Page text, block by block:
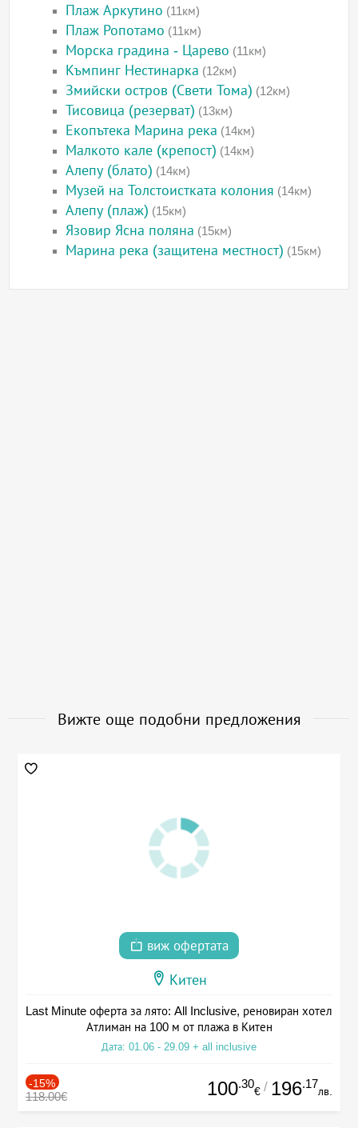
Плаж Аркутино (11км)
Плаж Ропотамо (11км)
Морска градина - Царево (11км)
Къмпинг Нестинарка (12км)
Змийски остров (Свети Тома) (12км)
Тисовица (резерват) (13км)
Екопътека Марина река (14км)
Малкото кале (крепост) (14км)
Алепу (блато) (14км)
Музей на Толстоистката колония (14км)
Алепу (плаж) (15км)
Язовир Ясна поляна (15км)
Марина река (защитена местност) (15км)
Вижте още подобни предложения
виж офертата
Китен
Last Minute оферта за лято: All Inclusive, реновиран хотел
Атлиман на 100 м от плажа в Китен
Дата: 01.06 - 29.09 + all inclusive
-15%
118.00€ 100.30
€ / 196.17
лв.